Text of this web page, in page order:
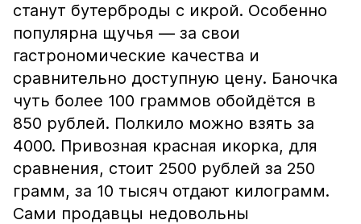
станут бутерброды с икрой. Особенно
популярна щучья — за свои
гастрономические качества и
сравнительно доступную цену. Баночка
чуть более 100 граммов обойдётся в
850 рублей. Полкило можно взять за
4000. Привозная красная икорка, для
сравнения, стоит 2500 рублей за 250
грамм, за 10 тысяч отдают килограмм.
Сами продавцы недовольны